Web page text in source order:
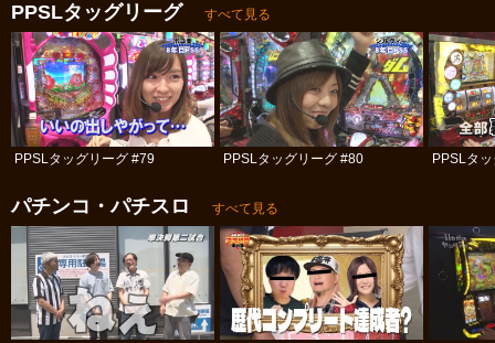
PPSLタッグリーグ
すべて見る
PPSLタッグリーグ #79 PPSLタッグリーグ #80 PPSLタ
パチンコ・パチスロ すべて見る